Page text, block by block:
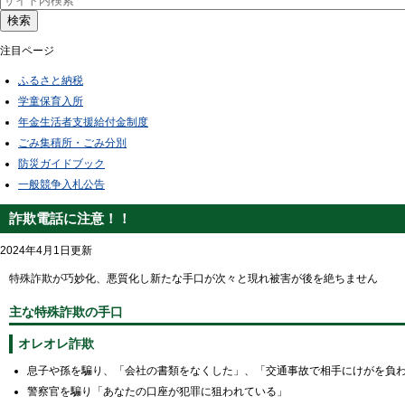
検索
注目ページ
ふるさと納税
学童保育入所
年金生活者支援給付金制度
ごみ集積所・ごみ分別
防災ガイドブック
一般競争入札公告
詐欺電話に注意！！
2024年4月1日更新
特殊詐欺が巧妙化、悪質化し新たな手口が次々と現れ被害が後を絶ちません
主な特殊詐欺の手口
オレオレ詐欺
息子や孫を騙り、「会社の書類をなくした」、「交通事故で相手にけがを負
警察官を騙り「あなたの口座が犯罪に狙われている」